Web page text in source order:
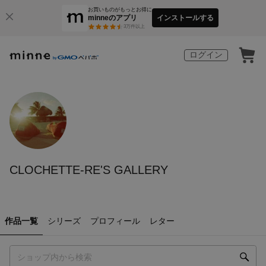
お買いものがもっとお得に
minneのアプリ
3万件以上
インストールする
ログイン
CLOCHETTE-RE'S GALLERY
作品一覧 シリーズ プロフィール レター